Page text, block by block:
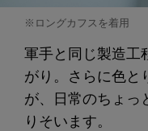
※ロングカフスを着用
軍手と同じ製造工
がり。さらに色と
が、日常のちょっ
りそいます。